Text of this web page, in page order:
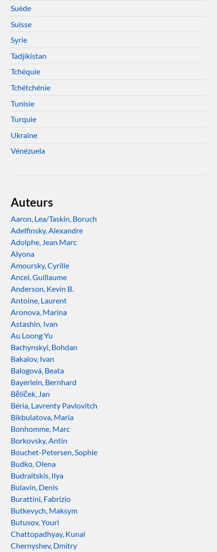
Suède
Suisse
Syrie
Tadjikistan
Tchéquie
Tchétchénie
Tunisie
Turquie
Ukraine
Vénézuela
Auteurs
Aaron, Lea/Taskin, Boruch
Adelfinsky, Alexandre
Adolphe, Jean Marc
Alyona
Amoursky, Cyrille
Ancel, Guillaume
Anderson, Kevin B.
Antoine, Laurent
Aronova, Marina
Astashin, Ivan
Au Loong Yu
Bachynskyi, Bohdan
Bakalov, Ivan
Balogová, Beata
Bayerlein, Bernhard
Bělíček, Jan
Béria, Lavrenty Pavlovitch
Bikbulatova, Maria
Bonhomme, Marc
Borkovsky, Antin
Bouchet-Petersen, Sophie
Budko, Olena
Budraitskis, Ilya
Bulavin, Denis
Burattini, Fabrizio
Butkevych, Maksym
Butusov, Youri
Chattopadhyay, Kunal
Chernyshev, Dmitry